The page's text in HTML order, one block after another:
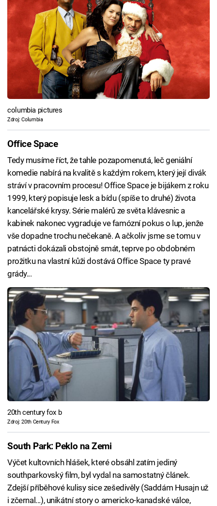
columbia pictures
Zdroj: Columbia
Office Space
Tedy musíme říct, že tahle pozapomenutá, leč geniální
komedie nabírá na kvalitě s každým rokem, který její divák
stráví v pracovním procesu! Office Space je bijákem z roku
1999, který popisuje lesk a bídu (spíše to druhé) života
kancelářské krysy. Série malérů ze světa klávesnic a
kabinek nakonec vygraduje ve famózní pokus o lup, jenže
vše dopadne trochu nečekaně. A ačkoliv jsme se tomu v
patnácti dokázali obstojně smát, teprve po obdobném
prožitku na vlastní kůži dostává Office Space ty pravé
grády...
20th century fox b
Zdroj: 20th Century Fox
South Park: Peklo na Zemi
Výčet kultovních hlášek, které obsáhl zatím jediný
southparkovský film, byl vydal na samostatný článek.
Zdejší příběhové kulisy sice zešedivěly (Saddám Husajn už
i zčernal...), unikátní story o americko-kanadské válce,